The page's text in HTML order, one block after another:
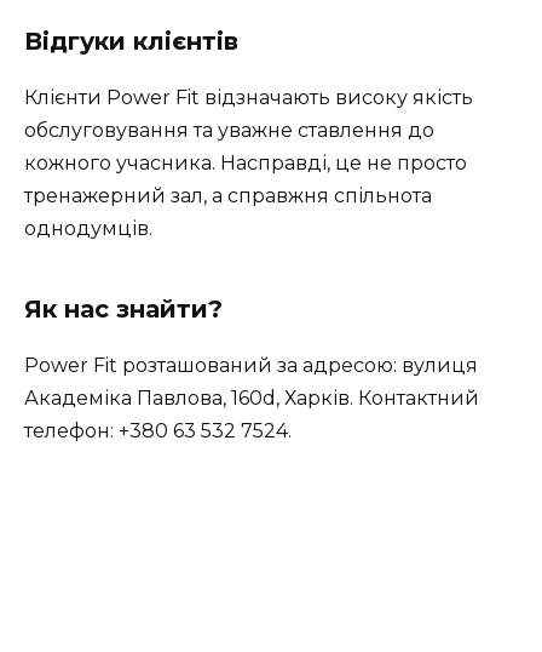
Відгуки клієнтів
Клієнти Power Fit відзначають високу якість
обслуговування та уважне ставлення до
кожного учасника. Насправді, це не просто
тренажерний зал, а справжня спільнота
однодумців.
Як нас знайти?
Power Fit розташований за адресою: вулиця
Академіка Павлова, 160d, Харків. Контактний
телефон: +380 63 532 7524.